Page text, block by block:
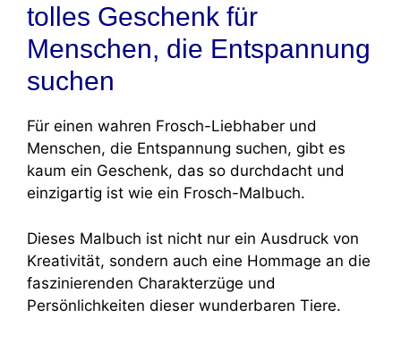
tolles Geschenk für
Menschen, die Entspannung
suchen
Für einen wahren Frosch-Liebhaber und
Menschen, die Entspannung suchen, gibt es
kaum ein Geschenk, das so durchdacht und
einzigartig ist wie ein Frosch-Malbuch.
Dieses Malbuch ist nicht nur ein Ausdruck von
Kreativität, sondern auch eine Hommage an die
faszinierenden Charakterzüge und
Persönlichkeiten dieser wunderbaren Tiere.